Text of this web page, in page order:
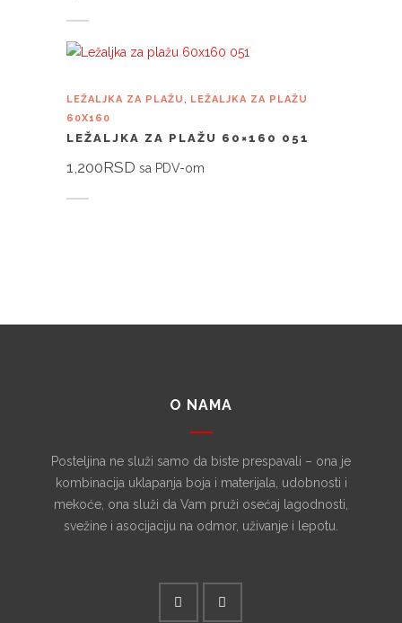
LEŽALJKA ZA PLAŽU , LEŽALJKA ZA PLAŽU
60X160
LEŽALJKA ZA PLAŽU 60×160 051
1,200RSD sa PDV-om
O NAMA
Posteljina ne služi samo da biste prespavali – ona je
kombinacija uklapanja boja i materijala, udobnosti i
mekoće, ona služi da Vam pruži osećaj lagodnosti,
svežine i asocijaciju na odmor, uživanje i lepotu.